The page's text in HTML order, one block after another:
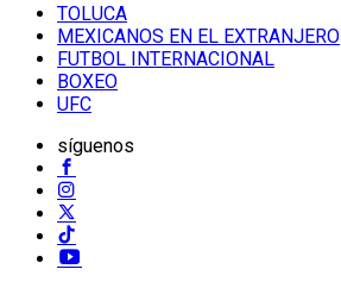
TOLUCA
MEXICANOS EN EL EXTRANJERO
FUTBOL INTERNACIONAL
BOXEO
UFC
síguenos